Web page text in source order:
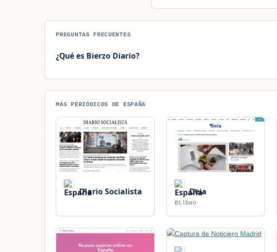
PREGUNTAS FRECUENTES
¿Qué es Bierzo Diario?
MÁS PERIÓDICOS DE ESPAÑA
Diario Socialista Deia
Bilbao